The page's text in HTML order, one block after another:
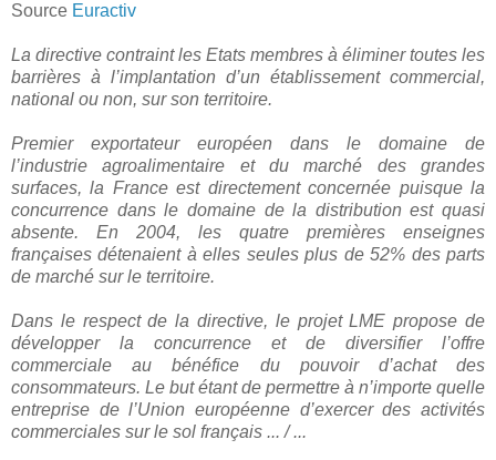
Source Euractiv
La directive contraint les Etats membres à éliminer toutes les
barrières à l’implantation d’un établissement commercial,
national ou non, sur son territoire.
Premier exportateur européen dans le domaine de
l’industrie agroalimentaire et du marché des grandes
surfaces, la France est directement concernée puisque la
concurrence dans le domaine de la distribution est quasi
absente. En 2004, les quatre premières enseignes
françaises détenaient à elles seules plus de 52% des parts
de marché sur le territoire.
Dans le respect de la directive, le projet LME propose de
développer la concurrence et de diversifier l’offre
commerciale au bénéfice du pouvoir d’achat des
consommateurs. Le but étant de permettre à n’importe quelle
entreprise de l’Union européenne d’exercer des activités
commerciales sur le sol français ... / ...